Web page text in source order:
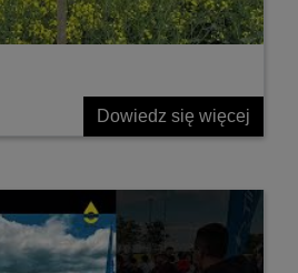
Dowiedz się więcej